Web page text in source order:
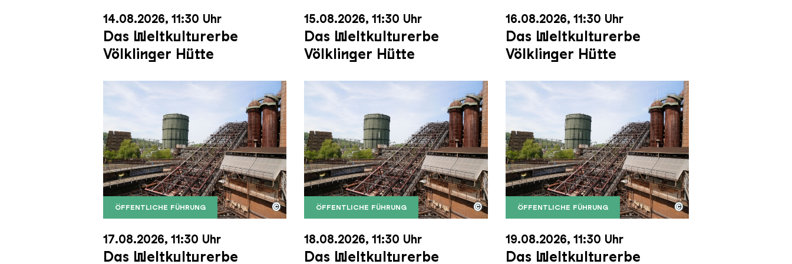
14.08.2026, 11:30 Uhr
Das Weltkulturerbe
Völklinger Hütte
15.08.2026, 11:30 Uhr
Das Weltkulturerbe
Völklinger Hütte
16.08.2026, 11:30 Uhr
Das Weltkulturerbe
Völklinger Hütte
ÖFFENTLICHE FÜHRUNG
Der Erzschrägaufzug der Völklinger Hütte mit dem Gasometer im Hintergrund
Copyright: Weltkulturerbe Völklinger Hütte | Karl Heinrich Veith
©
17.08.2026, 11:30 Uhr
Das Weltkulturerbe
ÖFFENTLICHE FÜHRUNG
Der Erzschrägaufzug der Völklinger Hütte mit dem Gasometer im Hintergrund
Copyright: Weltkulturerbe Völklinger Hütte | Karl Heinrich Veith
©
18.08.2026, 11:30 Uhr
Das Weltkulturerbe
ÖFFENTLICHE FÜHRUNG
Der Erzschrägaufzug der Völklinger Hütte mit dem
Copyright: Weltkulturerbe Völklinger Hütte | Karl
©
19.08.2026, 11:30 Uhr
Das Weltkulturerbe